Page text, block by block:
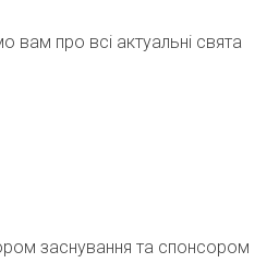
вам про всі актуальні свята
заснування та спонсором